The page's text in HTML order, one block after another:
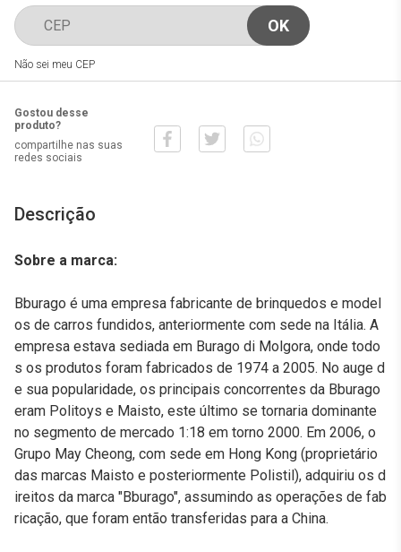
Não sei meu CEP
Gostou desse
produto?
compartilhe nas suas
redes sociais
Descrição
Sobre a marca:
Bburago é uma empresa fabricante de brinquedos e model
os de carros fundidos, anteriormente com sede na Itália. A
empresa estava sediada em Burago di Molgora, onde todo
s os produtos foram fabricados de 1974 a 2005. No auge d
e sua popularidade, os principais concorrentes da Bburago
eram Politoys e Maisto, este último se tornaria dominante
no segmento de mercado 1:18 em torno 2000. Em 2006, o
Grupo May Cheong, com sede em Hong Kong (proprietário
das marcas Maisto e posteriormente Polistil), adquiriu os d
ireitos da marca "Bburago", assumindo as operações de fab
ricação, que foram então transferidas para a China.